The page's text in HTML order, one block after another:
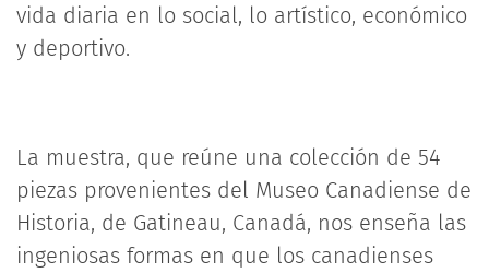
vida diaria en lo social, lo artístico, económico
y deportivo.
La muestra, que reúne una colección de 54
piezas provenientes del Museo Canadiense de
Historia, de Gatineau, Canadá, nos enseña las
ingeniosas formas en que los canadienses